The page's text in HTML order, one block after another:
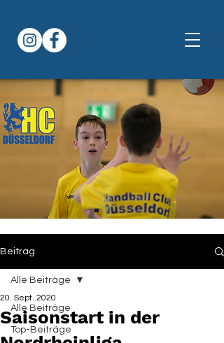
Beitrag
Alle Beiträge
Top-Beiträge
Alle Beiträge
Saisonstart in der
20. Sept. 2020